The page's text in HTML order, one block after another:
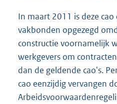
In maart 2011 is deze
vakbonden opgezegd
constructie voornamelijk
werkgevers om
dan de geldende cao's.
cao eenzijdig vervangen